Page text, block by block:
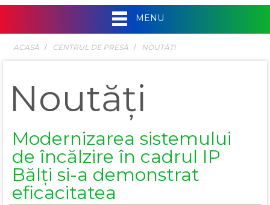
MENU
ACASĂ СENTRUL DE PRESĂ NOUTĂȚI
Noutăți
Modernizarea sistemului
de încălzire în cadrul IP
Bălți si-a demonstrat
eficacitatea